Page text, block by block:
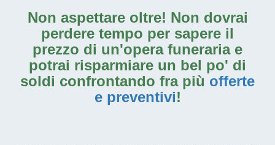
Non aspettare oltre! Non dovrai
perdere tempo per sapere il
prezzo di un'opera funeraria e
potrai risparmiare un bel po' di
soldi confrontando fra più offerte
e preventivi!